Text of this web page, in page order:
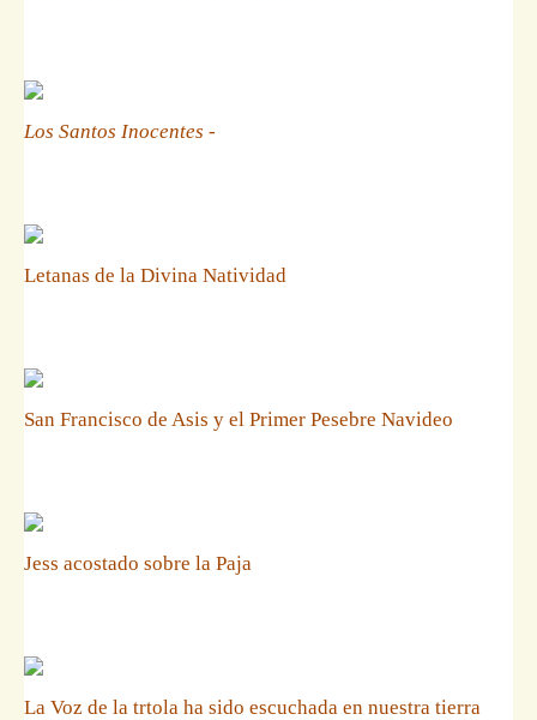
Los Santos Inocentes -
Letanas de la Divina Natividad
San Francisco de Asis y el Primer Pesebre Navideo
Jess acostado sobre la Paja
La Voz de la trtola ha sido escuchada en nuestra tierra